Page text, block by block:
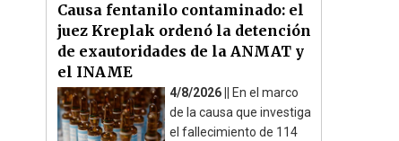
Causa fentanilo contaminado: el
juez Kreplak ordenó la detención
de exautoridades de la ANMAT y
el INAME
4/8/2026 ||
En el marco
de la causa que investiga
el fallecimiento de 114